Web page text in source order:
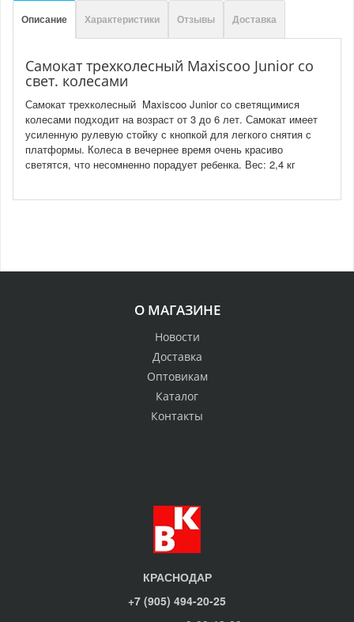
Описание Характеристики Отзывы Доставка
Самокат трехколесный Maxiscoo Junior со
свет. колесами
Самокат трехколесный Maxiscoo Junior со светящимися
колесами подходит на возраст от 3 до 6 лет. Самокат имеет
усиленную рулевую стойку с кнопкой для легкого снятия с
платформы. Колеса в вечернее время очень красиво
светятся, что несомненно порадует ребенка. Вес: 2,4 кг
О МАГАЗИНЕ
Новости
Доставка
Оптовикам
Каталог
Контакты
КРАСНОДАР
+7 (905) 494-20-25